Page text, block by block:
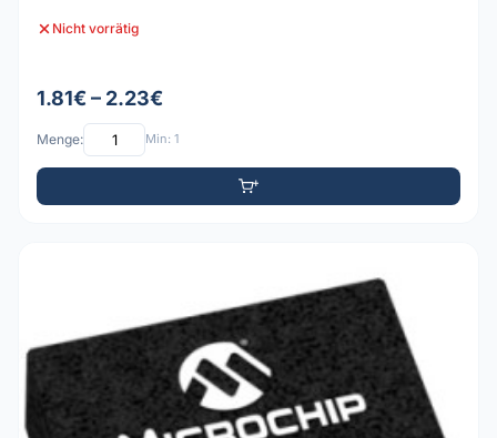
Nicht vorrätig
1.81€ – 2.23€
Menge: Min: 1